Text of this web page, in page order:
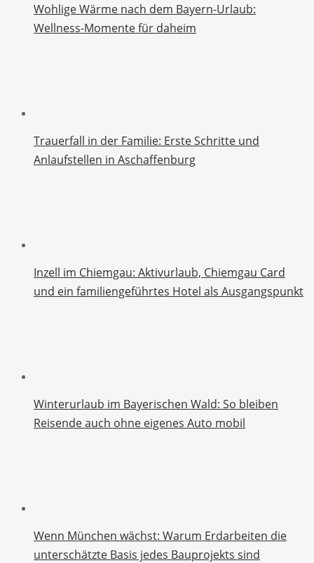
Wohlige Wärme nach dem Bayern-Urlaub:
Wellness-Momente für daheim
Trauerfall in der Familie: Erste Schritte und
Anlaufstellen in Aschaffenburg
Inzell im Chiemgau: Aktivurlaub, Chiemgau Card
und ein familiengeführtes Hotel als Ausgangspunkt
Winterurlaub im Bayerischen Wald: So bleiben
Reisende auch ohne eigenes Auto mobil
Wenn München wächst: Warum Erdarbeiten die
unterschätzte Basis jedes Bauprojekts sind